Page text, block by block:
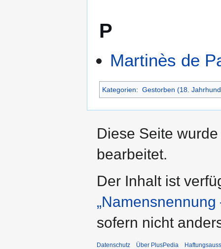
P
Martinès de
Kategorien: Gestorben (18.
Diese Seite
bearbeitet.
Der Inhalt ist
sofern nicht
Datenschutz Über PlusPedia